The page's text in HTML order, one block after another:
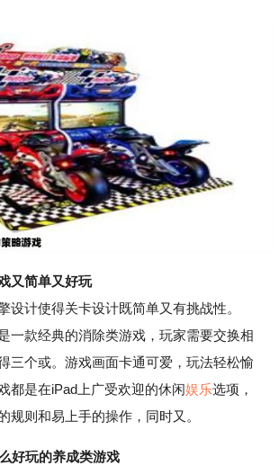
又简单又好玩
计使得关卡设计既简单又有挑战性。
一款经典的消除类游戏，玩家需要交换相
三个或。游戏画面卡通可爱，玩法轻松愉
都是在iPad上广受欢迎的休闲娱乐选项，
规则和易上手的操作，同时又。
好玩的养成类游戏